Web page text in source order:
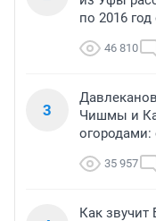
по 2016
46 810
3
Чишмы и
35 957
Как